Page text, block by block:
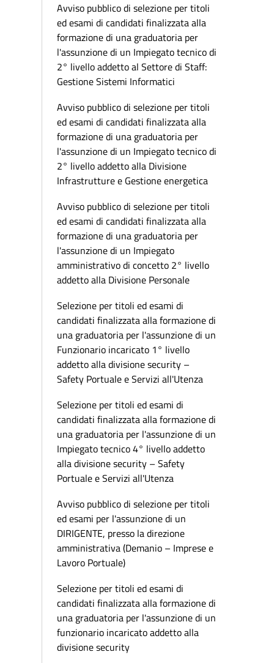
Avviso pubblico di selezione per titoli
ed esami di candidati finalizzata alla
formazione di una graduatoria per
l'assunzione di un Impiegato tecnico di
2° livello addetto al Settore di Staff:
Gestione Sistemi Informatici
Avviso pubblico di selezione per titoli
ed esami di candidati finalizzata alla
formazione di una graduatoria per
l'assunzione di un Impiegato tecnico di
2° livello addetto alla Divisione
Infrastrutture e Gestione energetica
Avviso pubblico di selezione per titoli
ed esami di candidati finalizzata alla
formazione di una graduatoria per
l'assunzione di un Impiegato
amministrativo di concetto 2° livello
addetto alla Divisione Personale
Selezione per titoli ed esami di
candidati finalizzata alla formazione di
una graduatoria per l'assunzione di un
Funzionario incaricato 1° livello
addetto alla divisione security –
Safety Portuale e Servizi all'Utenza
Selezione per titoli ed esami di
candidati finalizzata alla formazione di
una graduatoria per l'assunzione di un
Impiegato tecnico 4° livello addetto
alla divisione security – Safety
Portuale e Servizi all'Utenza
Avviso pubblico di selezione per titoli
ed esami per l'assunzione di un
DIRIGENTE, presso la direzione
amministrativa (Demanio – Imprese e
Lavoro Portuale)
Selezione per titoli ed esami di
candidati finalizzata alla formazione di
una graduatoria per l'assunzione di un
funzionario incaricato addetto alla
divisione security